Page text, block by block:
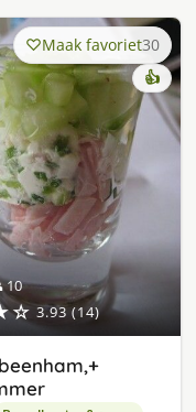
10
3.93 (14)
Maak favoriet30
👍